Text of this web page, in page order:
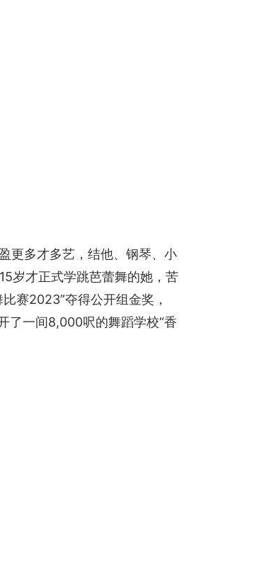
更多才多艺，结他、钢琴、小
岁才正式学跳芭蕾舞的她，苦
赛2023”夺得公开组金奖，
了一间8,000呎的舞蹈学校“香